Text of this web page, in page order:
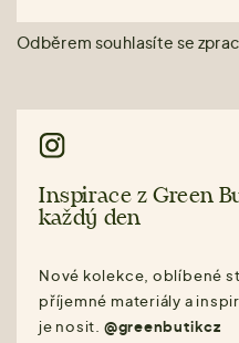
Odběrem souhlasíte se
Inspirace z Green
každý den
Nové kolekce, oblíbené
příjemné materiály a
je nosit. @greenbutikcz